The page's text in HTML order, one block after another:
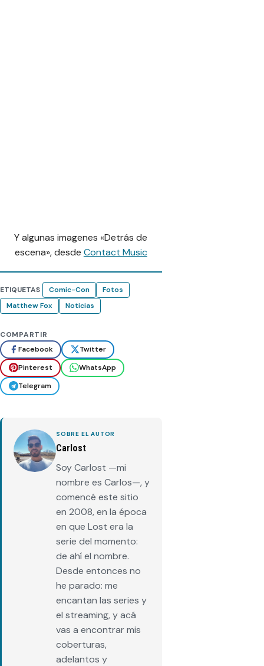
Y algunas imagenes «Detrás de
escena», desde Contact Music
ETIQUETAS Comic-Con
Fotos
Matthew Fox
Noticias
COMPARTIR
Facebook
Twitter
Pinterest
WhatsApp
Telegram
SOBRE EL AUTOR
Carlost
Soy Carlost —mi
nombre es Carlos—, y
comencé este sitio
en 2008, en la época
en que Lost era la
serie del momento:
de ahí el nombre.
Desde entonces no
he parado: me
encantan las series y
el streaming, y acá
vas a encontrar mis
coberturas,
adelantos y